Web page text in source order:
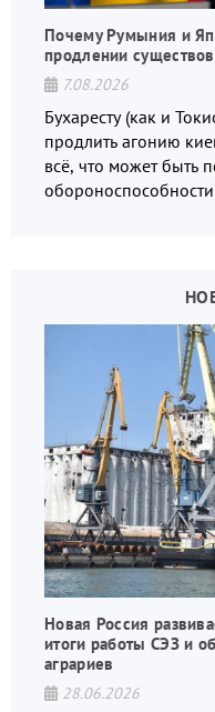
Почему Румыния и
продлении
7.08.2026
Бухаресту (как и
продлить агонию
всё, что может быть
Новая Россия
итоги работы СЭЗ и
аграриев
28.06.2026